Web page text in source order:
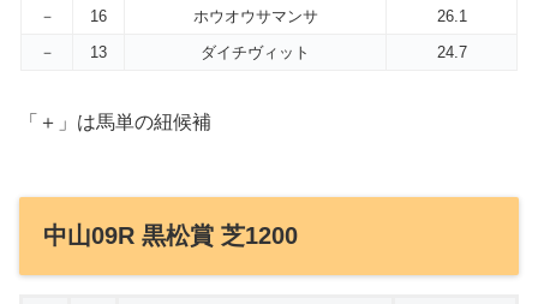
－
16 ホウオウサマンサ
26.1
－
13 ダイチヴィット 24.7
「＋」は馬単の紐候補
中山09R 黒松賞 芝1200